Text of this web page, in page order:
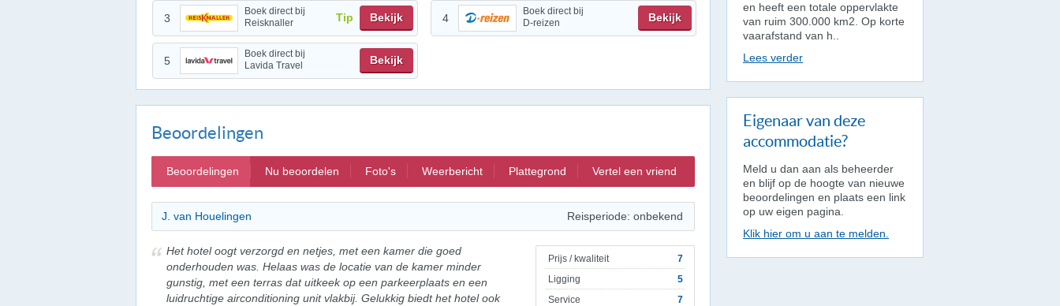
3
Boek direct bij
Reisknaller
Tip Bekijk 4
Boek direct bij
D-reizen
Bekijk
5
Boek direct bij
Lavida Travel
Bekijk
Beoordelingen
Beoordelingen Nu beoordelen Foto's Weerbericht Plattegrond Vertel een vriend
J. van Houelingen Reisperiode: onbekend
Prijs / kwaliteit
7
Ligging
5
Service
7
Het hotel oogt verzorgd en netjes, met een kamer die goed
onderhouden was. Helaas was de locatie van de kamer minder
gunstig, met een terras dat uitkeek op een parkeerplaats en een
luidruchtige airconditioning unit vlakbij. Gelukkig biedt het hotel ook
en heeft een totale oppervlakte
van ruim 300.000 km2. Op korte
vaarafstand van h..
Lees verder
Eigenaar van deze
accommodatie?
Meld u dan aan als beheerder
en blijf op de hoogte van nieuwe
beoordelingen en plaats een link
op uw eigen pagina.
Klik hier om u aan te melden.